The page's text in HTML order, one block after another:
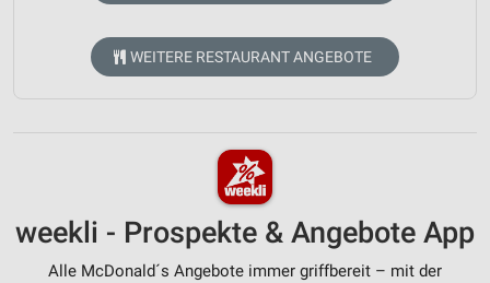
WEITERE RESTAURANT ANGEBOTE
weekli - Prospekte & Angebote App
Alle McDonald´s Angebote immer griffbereit – mit der